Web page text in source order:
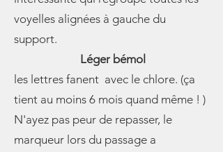
voyelles alignées à gauche du
support.
Léger bémol
les lettres fanent avec le chlore. (ça
tient au moins 6 mois quand même ! )
N'ayez pas peur de repasser, le
marqueur lors du passage a